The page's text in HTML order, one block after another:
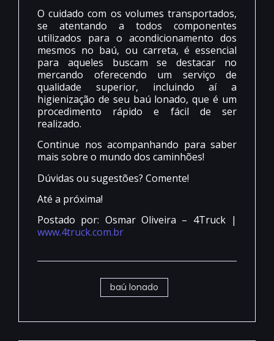
O cuidado com os volumes transportados,
se atentando a todos componentes
utilizados para o acondicionamento dos
mesmos no baú, ou carreta, é essencial
para aqueles buscam se destacar no
mercando oferecendo um serviço de
qualidade superior, incluindo aí a
higienização de seu baú lonado, que é um
procedimento rápido e fácil de ser
realizado.
Continue nos acompanhando para saber
mais sobre o mundo dos caminhões!
Dúvidas ou sugestões? Comente!
Até a próxima!
Postado por: Osmar Oliveira – 4Truck |
www.4truck.com.br
baú lonado